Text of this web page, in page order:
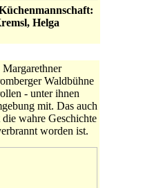
Helga
Margarethner
Waldbühne
- unter ihnen
mit. Das auch
die wahre Geschichte
worden ist.